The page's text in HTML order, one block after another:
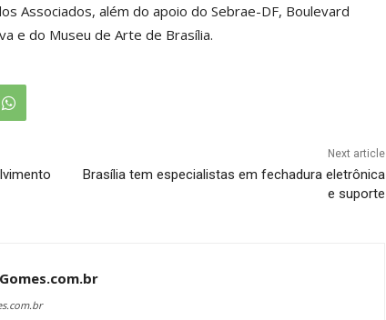
Associados, além do apoio do Sebrae-DF, Boulevard
e do Museu de Arte de Brasília.
Next article
Brasília tem especialistas em fechadura eletrônica
e suporte